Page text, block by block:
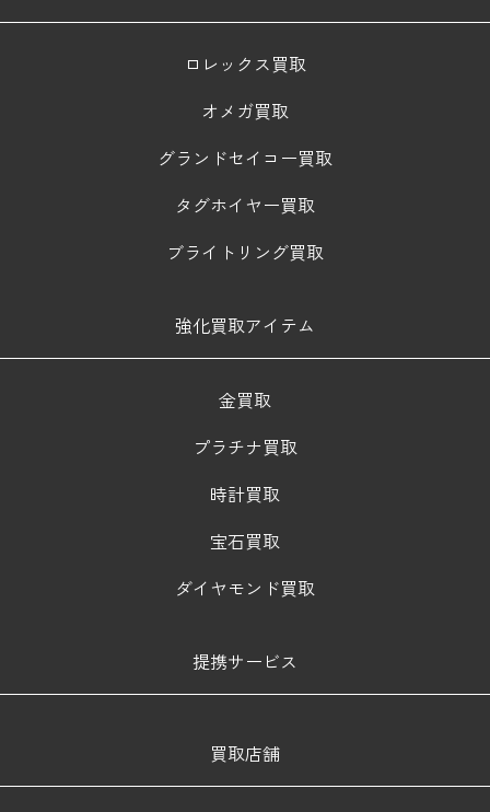
ロレックス買取
オメガ買取
グランドセイコー買取
タグホイヤー買取
ブライトリング買取
強化買取アイテム
金買取
プラチナ買取
時計買取
宝石買取
ダイヤモンド買取
提携サービス
買取店舗